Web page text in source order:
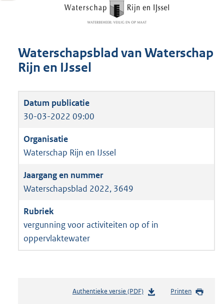
Waterschapsblad van Waterschap
Rijn en IJssel
30-03-2022 09:00
Waterschap Rijn en IJssel
Waterschapsblad 2022, 3649
vergunning voor activiteiten op of in
oppervlaktewater
Authentieke versie (PDF)b
Printen